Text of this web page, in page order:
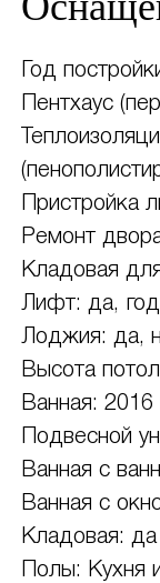
Год
Пентхаус
Пристройка
Ремонт
Кладовая
Лифт: да, год
Лоджия: да,
Высота
Ванная:
Подвесной
Ванная с
Ванная с
Кладовая: да
Полы: Кухня